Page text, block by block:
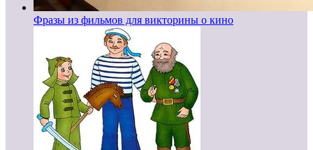
Фразы из фильмов для викторины о кино